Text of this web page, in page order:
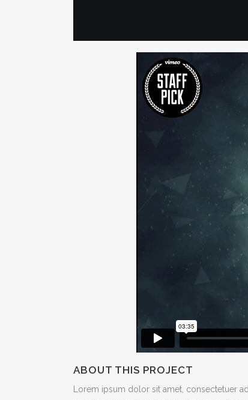
ABOUT THIS PROJECT
Lorem ipsum dolor sit amet, consectetuer